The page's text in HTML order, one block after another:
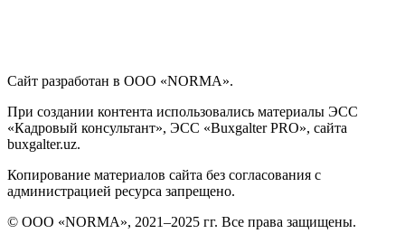
Сайт разработан в ООО «NORMA».
При создании контента использовались материалы ЭСС
«Кадровый консультант», ЭСС «Buxgalter PRO», сайта
buxgalter.uz.
Копирование материалов сайта без согласования с
администрацией ресурса запрещено.
© ООО «NORMA», 2021–2025 гг. Все права защищены.